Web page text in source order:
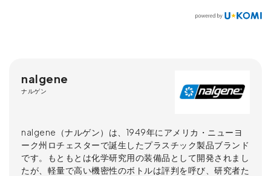
nalgene
ナルゲン
nalgene（ナルゲン）は、1949年にアメリカ・ニューヨ
ーク州ロチェスターで誕生したプラスチック製品ブランド
です。もともとは化学研究用の装備品として開発されまし
たが、軽量で高い機密性のボトルは評判を呼び、研究者た